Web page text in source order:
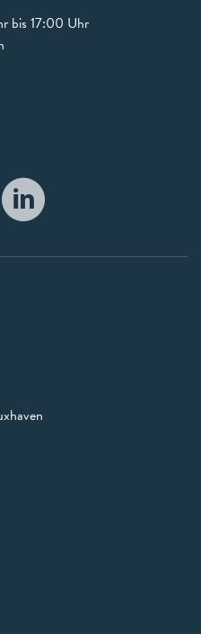
bis 17:00 Uhr